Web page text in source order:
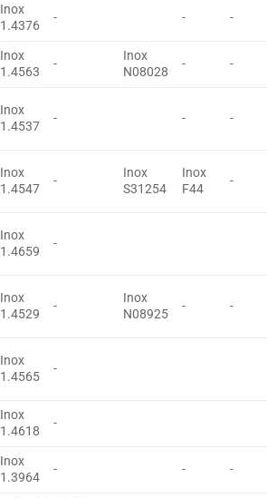
Inox
1.4376
- - -
Inox
1.4563
-
Inox
N08028
- -
Inox
1.4537
- - -
Inox
1.4547
-
Inox
S31254
Inox
F44
-
Inox
1.4659
-
Inox
1.4529
-
Inox
N08925
- -
Inox
1.4565
-
Inox
1.4618
-
Inox
1.3964
- - -